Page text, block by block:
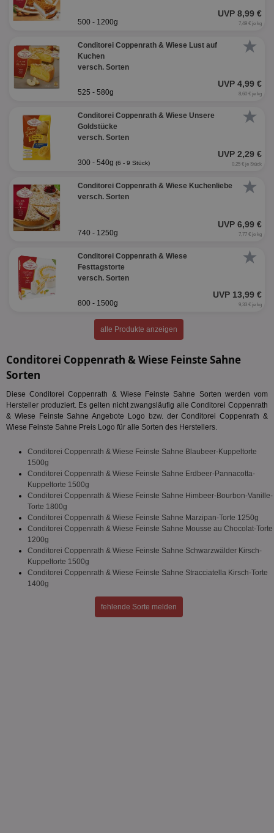
UVP 8,99 €
500 - 1200g 7,49 € je kg
★
Conditorei Coppenrath & Wiese Lust auf
Kuchen
versch. Sorten
UVP 4,99 €
525 - 580g 8,60 € je kg
★
Conditorei Coppenrath & Wiese Unsere
Goldstücke
versch. Sorten
UVP 2,29 €
300 - 540g (6 - 9 Stück) 0,25 € je Stück
★
Conditorei Coppenrath & Wiese Kuchenliebe
versch. Sorten
UVP 6,99 €
740 - 1250g 7,77 € je kg
★
Conditorei Coppenrath & Wiese
Festtagstorte
versch. Sorten
UVP 13,99 €
800 - 1500g 9,33 € je kg
alle Produkte anzeigen
Conditorei Coppenrath & Wiese Feinste Sahne
Sorten
Diese Conditorei Coppenrath & Wiese Feinste Sahne Sorten werden vom
Hersteller produziert. Es gelten nicht zwangsläufig alle Conditorei Coppenrath
& Wiese Feinste Sahne Angebote Logo bzw. der Conditorei Coppenrath &
Wiese Feinste Sahne Preis Logo für alle Sorten des Herstellers.
Conditorei Coppenrath & Wiese Feinste Sahne Blaubeer-Kuppeltorte
1500g
Conditorei Coppenrath & Wiese Feinste Sahne Erdbeer-Pannacotta-
Kuppeltorte 1500g
Conditorei Coppenrath & Wiese Feinste Sahne Himbeer-Bourbon-Vanille-
Torte 1800g
Conditorei Coppenrath & Wiese Feinste Sahne Marzipan-Torte 1250g
Conditorei Coppenrath & Wiese Feinste Sahne Mousse au Chocolat-Torte
1200g
Conditorei Coppenrath & Wiese Feinste Sahne Schwarzwälder Kirsch-
Kuppeltorte 1500g
Conditorei Coppenrath & Wiese Feinste Sahne Stracciatella Kirsch-Torte
1400g
fehlende Sorte melden